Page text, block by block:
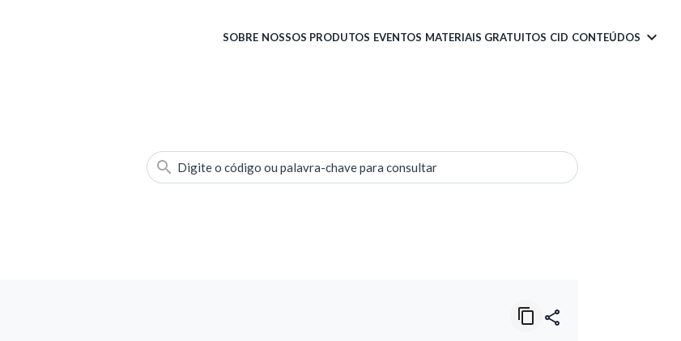
SOBRE NOSSOS PRODUTOS EVENTOS MATERIAIS GRATUITOS CID CONTEÚDOS
Digite o código ou palavra-chave para consultar